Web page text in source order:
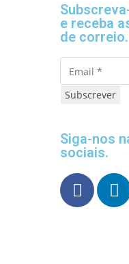
e receba
de correio.
Subscrever
Siga-nos
sociais.